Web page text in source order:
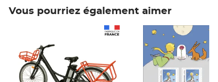
Vous pourriez également aimer
Prix 7,50€